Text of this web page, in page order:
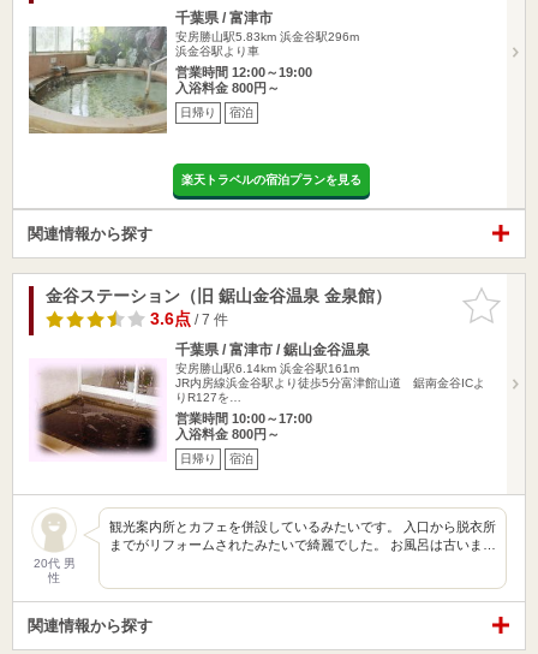
千葉県 / 富津市
安房勝山駅5.83km 浜金谷駅296m
浜金谷駅より車
営業時間 12:00～19:00
入浴料金 800円～
日帰り 宿泊
楽天トラベルの宿泊プランを見る
関連情報から探す
お気に入
りに追加
金谷ステーション（旧 鋸山金谷温泉 金泉館）
3.6点/ 7 件
千葉県 / 富津市 / 鋸山金谷温泉
安房勝山駅6.14km 浜金谷駅161m
JR内房線浜金谷駅より徒歩5分富津館山道 鋸南金谷ICよ
りR127を…
営業時間 10:00～17:00
入浴料金 800円～
日帰り 宿泊
20代 男
性
観光案内所とカフェを併設しているみたいです。 入口から脱衣所
までがリフォームされたみたいで綺麗でした。 お風呂は古いま…
関連情報から探す